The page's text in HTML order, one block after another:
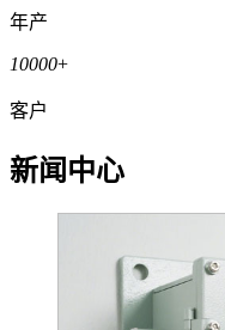
年产
10000+
客户
新闻中心